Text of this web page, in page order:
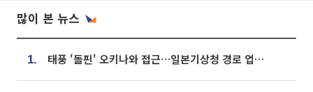
많이 본 뉴스
1. 태풍 '돌핀' 오키나와 접근…일본기상청 경로 업데이트